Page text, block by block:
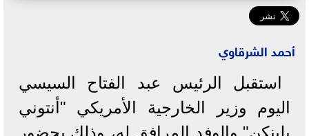
أحمد الشرقاوي
استقبل الرئيس عبد الفتاح السيسي
اليوم وزير الخارجية الأمريكي "أنتوني
بلينكن" والوفد المرافق له، وذلك بحضور